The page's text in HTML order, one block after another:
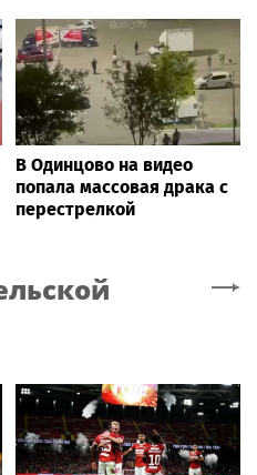
В Одинцово на видео
попала массовая драка с
перестрелкой